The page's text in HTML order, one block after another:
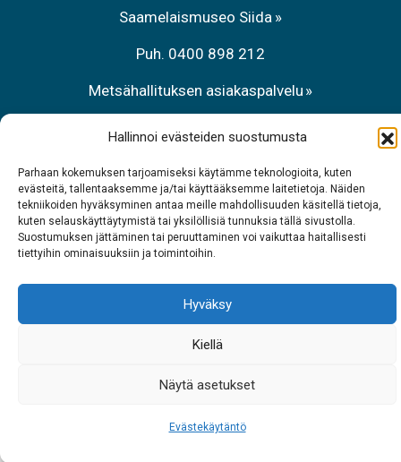
Hallinnoi evästeiden suostumusta
Parhaan kokemuksen tarjoamiseksi käytämme teknologioita, kuten
evästeitä, tallentaaksemme ja/tai käyttääksemme laitetietoja. Näiden
tekniikoiden hyväksyminen antaa meille mahdollisuuden käsitellä tietoja,
kuten selauskäyttäytymistä tai yksilöllisiä tunnuksia tällä sivustolla.
Suostumuksen jättäminen tai peruuttaminen voi vaikuttaa haitallisesti
tiettyihin ominaisuuksiin ja toimintoihin.
Hyväksy
Kiellä
Näytä asetukset
Evästekäytäntö
Saamelaismuseo Siida
Puh. 0400 898 212
Metsähallituksen asiakaspalvelu
Puh. 0206 39 7740
Ravintola Sarrit
Puh. 040 700 6485